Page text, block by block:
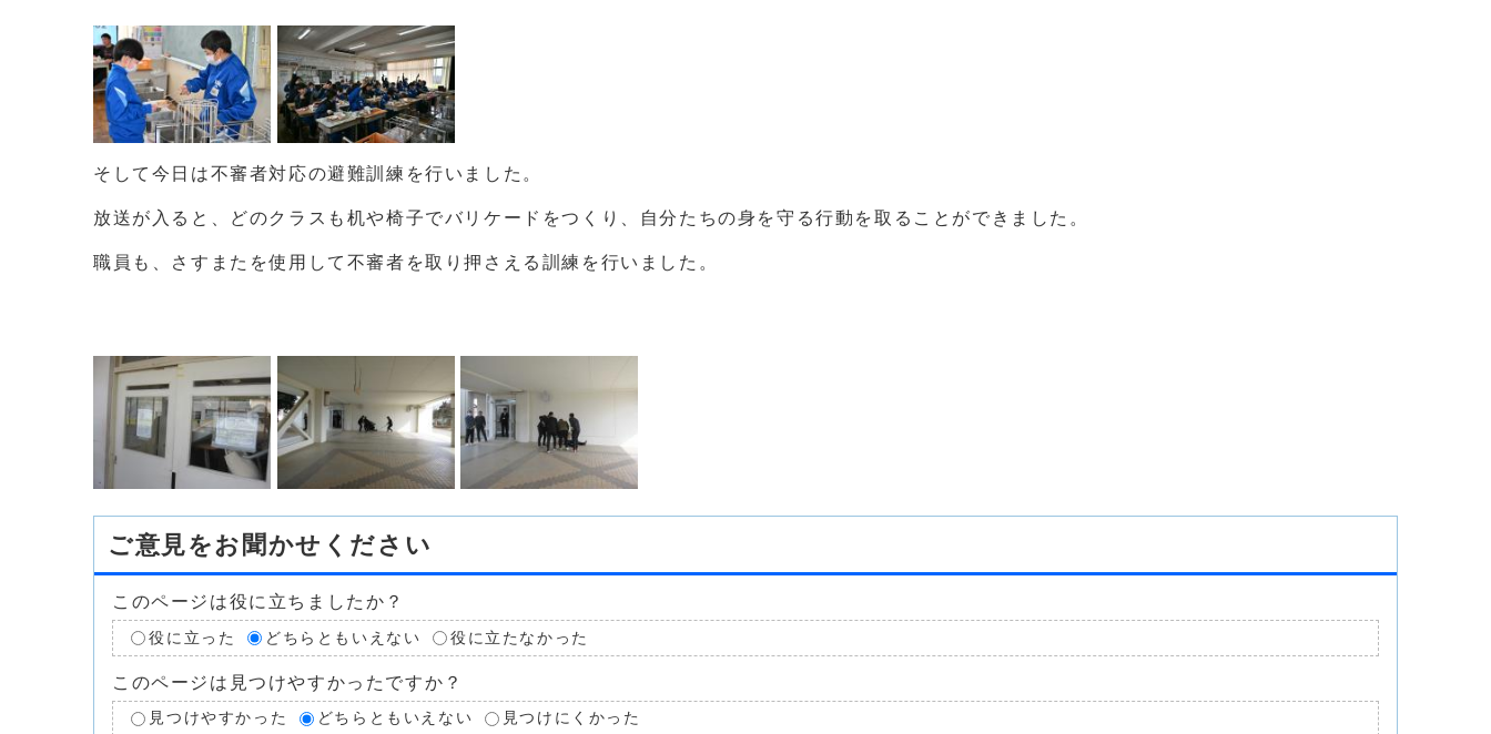
そして今日は不審者対応の避難訓練を行いました。
放送が入ると、どのクラスも机や椅子でバリケードをつくり、自分たちの身を守る行動を取ることができました。
職員も、さすまたを使用して不審者を取り押さえる訓練を行いました。
ご意見をお聞かせください
このページは役に立ちましたか？
役に立った どちらともいえない 役に立たなかった
このページは見つけやすかったですか？
見つけやすかった どちらともいえない 見つけにくかった